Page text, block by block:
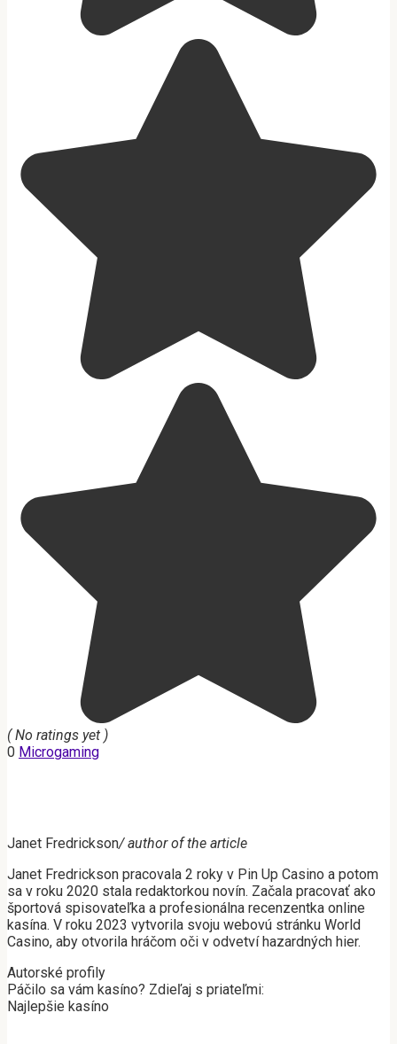
( No ratings yet )
0 Microgaming
Janet Fredrickson/ author of the article
Janet Fredrickson pracovala 2 roky v Pin Up Casino a potom
sa v roku 2020 stala redaktorkou novín. Začala pracovať ako
športová spisovateľka a profesionálna recenzentka online
kasína. V roku 2023 vytvorila svoju webovú stránku World
Casino, aby otvorila hráčom oči v odvetví hazardných hier.
Autorské profily
Páčilo sa vám kasíno? Zdieľaj s priateľmi:
Najlepšie kasíno